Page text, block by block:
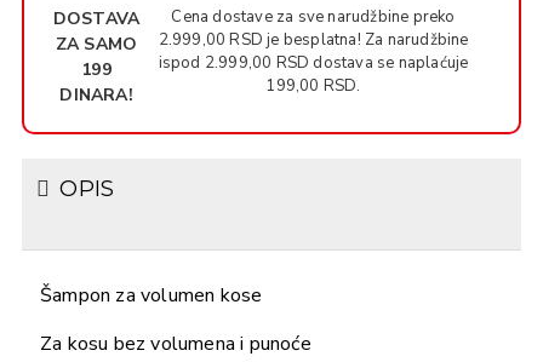
DOSTAVA
ZA SAMO
199
DINARA!
Cena dostave za sve narudžbine preko
2.999,00 RSD je besplatna! Za narudžbine
ispod 2.999,00 RSD dostava se naplaćuje
199,00 RSD.
OPIS
Šampon za volumen kose
Za kosu bez volumena i punoće